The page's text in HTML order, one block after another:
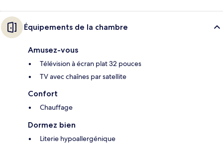
Équipements de la chambre
Amusez-vous
Télévision à écran plat 32 pouces
TV avec chaînes par satellite
Confort
Chauffage
Dormez bien
Literie hypoallergénique